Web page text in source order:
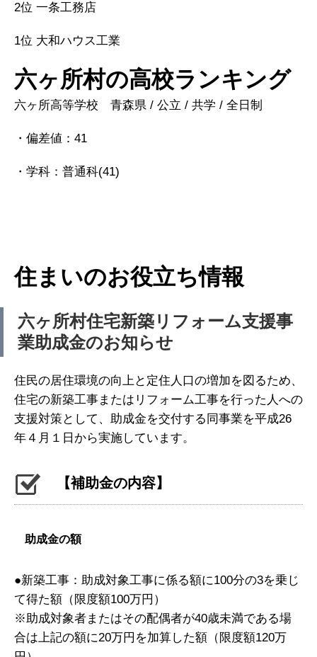
2位 一条工務店
1位 大和ハウス工業
六ヶ所村の高校ランキング
六ヶ所高等学校 青森県 / 公立 / 共学 / 全日制
・偏差値：41
・学科：普通科(41)
住まいのお役立ち情報
六ヶ所村住宅新築リフォーム支援事
業助成金のお知らせ
住民の居住環境の向上と定住人口の増加を図るため、
住宅の新築工事またはリフォーム工事を行った人への
支援対策として、助成金を交付する同事業を平成26
年４月１日から実施しています。
【補助金の内容】
助成金の額
●新築工事：助成対象工事に係る額に100分の3を乗じ
て得た額（限度額100万円）
※助成対象者またはその配偶者が40歳未満である場
合は上記の額に20万円を加算した額（限度額120万